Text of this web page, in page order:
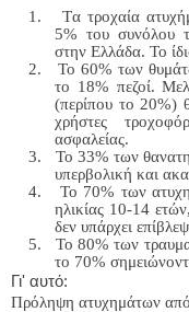
1.
Tα τροχαία
5% του συνόλου
στην Ελλάδα. Το
2.
Το 60% των
το 18% πεζοί.
(περίπου το 20%)
χρήστες
ασφαλείας.
3.
Το 33% των
υπερβολική και
4.
Το 70% των
ηλικίας 10-14
δεν υπάρχει
5.
Το 80% των
το 70%
Γι' αυτό:
Πρόληψη ατυχημάτων